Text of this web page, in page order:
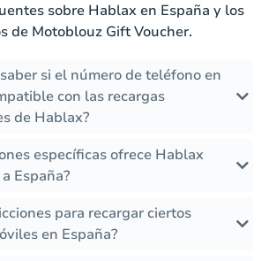
sobre Hablax en España y los
de Motoblouz Gift Voucher.
si el número de teléfono en
con las recargas
de Hablax?
específicas ofrece Hablax
España?
para recargar ciertos
en España?